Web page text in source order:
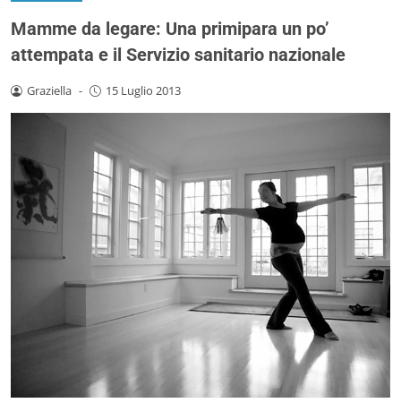
Mamme da legare: Una primipara un po’
attempata e il Servizio sanitario nazionale
Graziella - 15 Luglio 2013